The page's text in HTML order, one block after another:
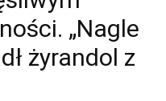
„Nagle
żyrandol z